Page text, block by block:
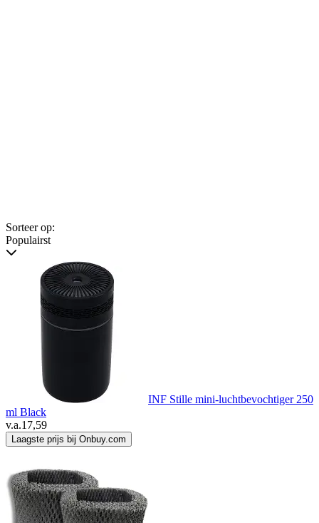
Sorteer op:
Populairst
INF Stille mini-luchtbevochtiger 250
ml Black
v.a.17,59
Laagste prijs bij Onbuy.com